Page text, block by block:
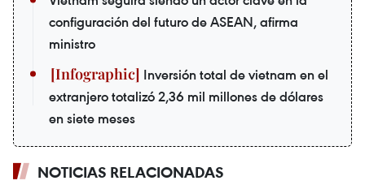
configuración del futuro de ASEAN, afirma
ministro
Inversión total de vietnam en el
extranjero totalizó 2,36 mil millones de dólares
en siete meses
NOTICIAS RELACIONADAS